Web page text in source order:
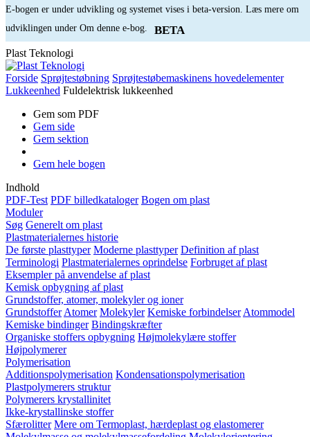
E-bogen er under udvikling og systemet vises i beta-version. Læs mere om
udviklingen under Om denne e-bog.
BETA
Plast Teknologi
Forside Sprøjtestøbning Sprøjtestøbemaskinens hovedelementer
Lukkeenhed Fuldelektrisk lukkeenhed
Gem som PDF
Gem side
Gem sektion
Gem hele bogen
Indhold
PDF-Test PDF billedkataloger Bogen om plast
Moduler
Søg Generelt om plast
Plastmaterialernes historie
De første plasttyper Moderne plasttyper Definition af plast
Terminologi Plastmaterialernes oprindelse Forbruget af plast
Eksempler på anvendelse af plast
Kemisk opbygning af plast
Grundstoffer, atomer, molekyler og ioner
Grundstoffer Atomer Molekyler Kemiske forbindelser Atommodel
Kemiske bindinger Bindingskræfter
Organiske stoffers opbygning Højmolekylære stoffer
Højpolymerer
Polymerisation
Additionspolymerisation Kondensationspolymerisation
Plastpolymerers struktur
Polymerers krystallinitet
Ikke-krystallinske stoffer
Sfærolitter Mere om Termoplast, hærdeplast og elastomerer